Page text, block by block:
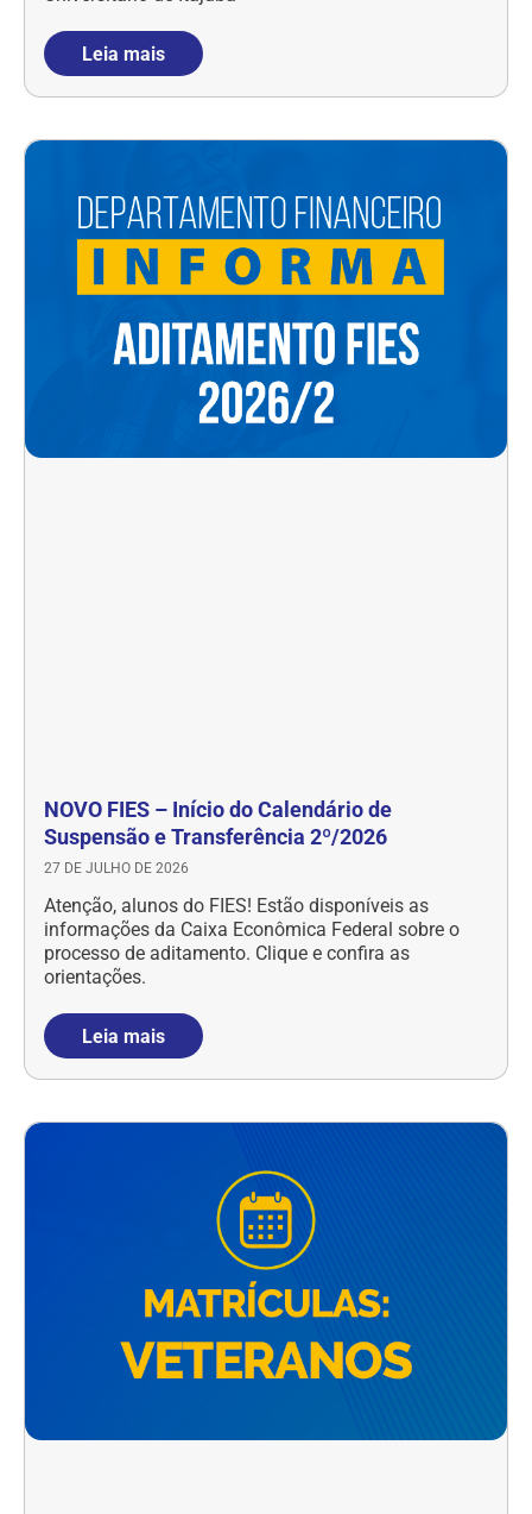
Leia mais
NOVO FIES – Início do Calendário de
Suspensão e Transferência 2º/2026
27 DE JULHO DE 2026
Atenção, alunos do FIES! Estão disponíveis as
informações da Caixa Econômica Federal sobre o
processo de aditamento. Clique e confira as
orientações.
Leia mais